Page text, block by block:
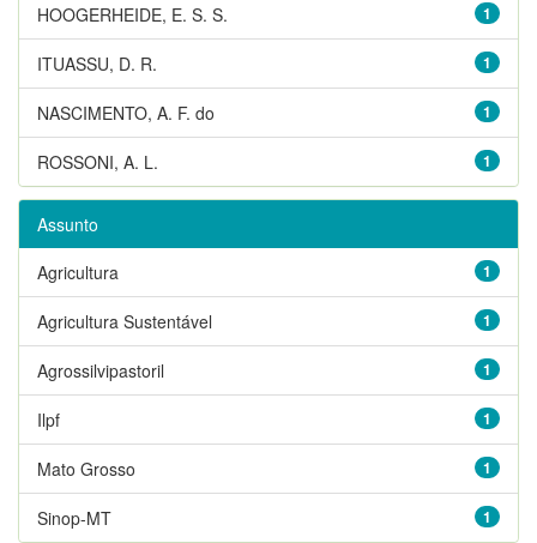
1
HOOGERHEIDE, E. S. S.
1
ITUASSU, D. R.
1
NASCIMENTO, A. F. do
1
ROSSONI, A. L.
Assunto
1
Agricultura
1
Agricultura Sustentável
1
Agrossilvipastoril
1
Ilpf
1
Mato Grosso
1
Sinop-MT